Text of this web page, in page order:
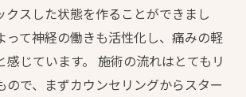
クスした状態を作ることができまし
って神経の働きも活性化し、痛みの軽
感じています。 施術の流れはとてもリ
ので、まずカウンセリングからスター